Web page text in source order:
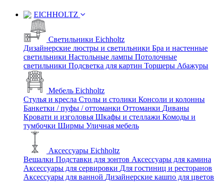
EICHHOLTZ
Светильники Eichholtz
Дизайнерские люстры и светильники Бра и настенные
светильники Настольные лампы Потолочные
светильники Подсветка для картин Торшеры Абажуры
Мебель Eichholtz
Стулья и кресла Столы и столики Консоли и колонны
Банкетки / пуфы / оттоманки Оттоманки Диваны
Кровати и изголовья Шкафы и стеллажи Комоды и
тумбочки Ширмы Уличная мебель
Аксессуары Eichholtz
Вешалки Подставки для зонтов Аксессуары для камина
Аксессуары для сервировки Для гостиниц и ресторанов
Аксессуары для ванной Дизайнерские кашпо для цветов